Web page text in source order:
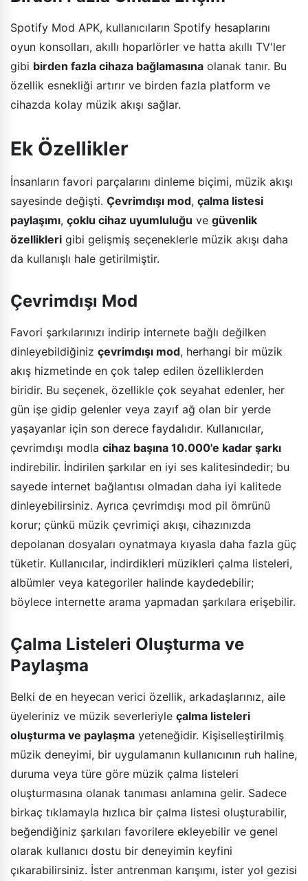
Spotify Mod APK, kullanıcıların Spotify hesaplarını
oyun konsolları, akıllı hoparlörler ve hatta akıllı TV'ler
gibi birden fazla cihaza bağlamasına olanak tanır. Bu
özellik esnekliği artırır ve birden fazla platform ve
cihazda kolay müzik akışı sağlar.
Ek Özellikler
İnsanların favori parçalarını dinleme biçimi, müzik akışı
sayesinde değişti. Çevrimdışı mod, çalma listesi
paylaşımı, çoklu cihaz uyumluluğu ve güvenlik
özellikleri gibi gelişmiş seçeneklerle müzik akışı daha
da kullanışlı hale getirilmiştir.
Çevrimdışı Mod
Favori şarkılarınızı indirip internete bağlı değilken
dinleyebildiğiniz çevrimdışı mod, herhangi bir müzik
akış hizmetinde en çok talep edilen özelliklerden
biridir. Bu seçenek, özellikle çok seyahat edenler, her
gün işe gidip gelenler veya zayıf ağ olan bir yerde
yaşayanlar için son derece faydalıdır. Kullanıcılar,
çevrimdışı modla cihaz başına 10.000'e kadar şarkı
indirebilir. İndirilen şarkılar en iyi ses kalitesindedir; bu
sayede internet bağlantısı olmadan daha iyi kalitede
dinleyebilirsiniz. Ayrıca çevrimdışı mod pil ömrünü
korur; çünkü müzik çevrimiçi akışı, cihazınızda
depolanan dosyaları oynatmaya kıyasla daha fazla güç
tüketir. Kullanıcılar, indirdikleri müzikleri çalma listeleri,
albümler veya kategoriler halinde kaydedebilir;
böylece internette arama yapmadan şarkılara erişebilir.
Çalma Listeleri Oluşturma ve
Paylaşma
Belki de en heyecan verici özellik, arkadaşlarınız, aile
üyeleriniz ve müzik severleriyle çalma listeleri
oluşturma ve paylaşma yeteneğidir. Kişiselleştirilmiş
müzik deneyimi, bir uygulamanın kullanıcının ruh haline,
duruma veya türe göre müzik çalma listeleri
oluşturmasına olanak tanıması anlamına gelir. Sadece
birkaç tıklamayla hızlıca bir çalma listesi oluşturabilir,
beğendiğiniz şarkıları favorilere ekleyebilir ve genel
olarak kullanıcı dostu bir deneyimin keyfini
çıkarabilirsiniz. İster antrenman karışımı, ister yol gezisi